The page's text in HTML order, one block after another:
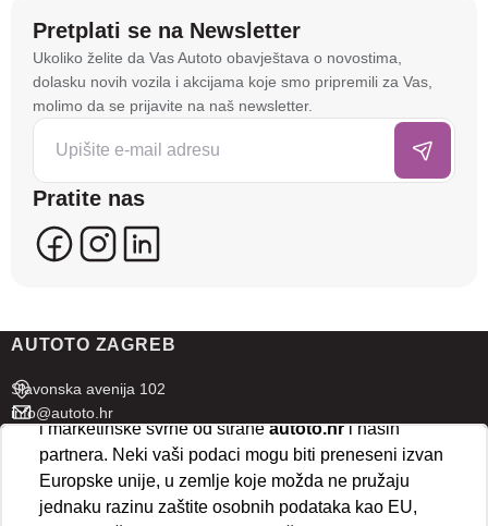
Pretplati se na Newsletter
Ukoliko želite da Vas Autoto obavještava o novostima,
dolasku novih vozila i akcijama koje smo pripremili za Vas,
molimo da se prijavite na naš newsletter.
Pratite nas
AUTOTO ZAGREB
Slavonska avenija 102
info@autoto.hr
Pon - Pet 07:30-18:00
Sub 08:00-13:00
AUTOTO SPLIT
Na stranici
tehnologije kako bismo spremali i pristupali
informacijama na vašem uređaju. To nam omogućuje
da poboljšamo funkcionalnost stranice, analiziramo
posjećenost te prikazujemo personalizirane oglase i
sadržaje koji bi vas mogli zanimati. U tu svrhu mogu
se kreirati korisnički profili koji povezuju podatke s
više uređaja i web lokacija. Naši partneri također
koriste ove tehnologije.
ispravno funkcioniranje stranice. Odabirom
kolačića na vaš uređaj i njihovu obradu za analitičke
i marketinške svrhe od straneautoto.hri naših
partnera. Neki vaši podaci mogu biti preneseni izvan
Europske unije, u zemlje koje možda ne pružaju
jednaku razinu zaštite osobnih podataka kao EU,